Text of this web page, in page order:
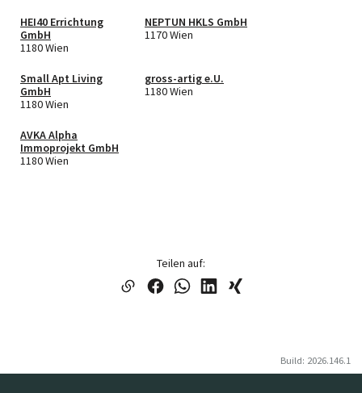
HEI40 Errichtung
GmbH
1180 Wien
NEPTUN HKLS GmbH
1170 Wien
Small Apt Living
GmbH
1180 Wien
gross-artig e.U.
1180 Wien
AVKA Alpha
Immoprojekt GmbH
1180 Wien
Teilen auf:
Build: 2026.146.1